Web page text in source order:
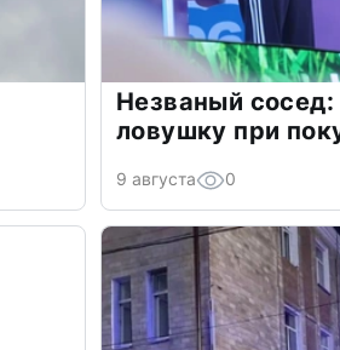
Незваный сосед:
ловушку при
9 августа 0